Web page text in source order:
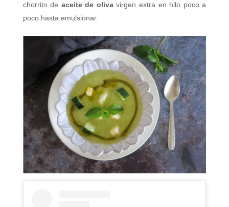
chorrito de aceite de olivavirgen extra en hilo poco a
poco hasta emulsionar.